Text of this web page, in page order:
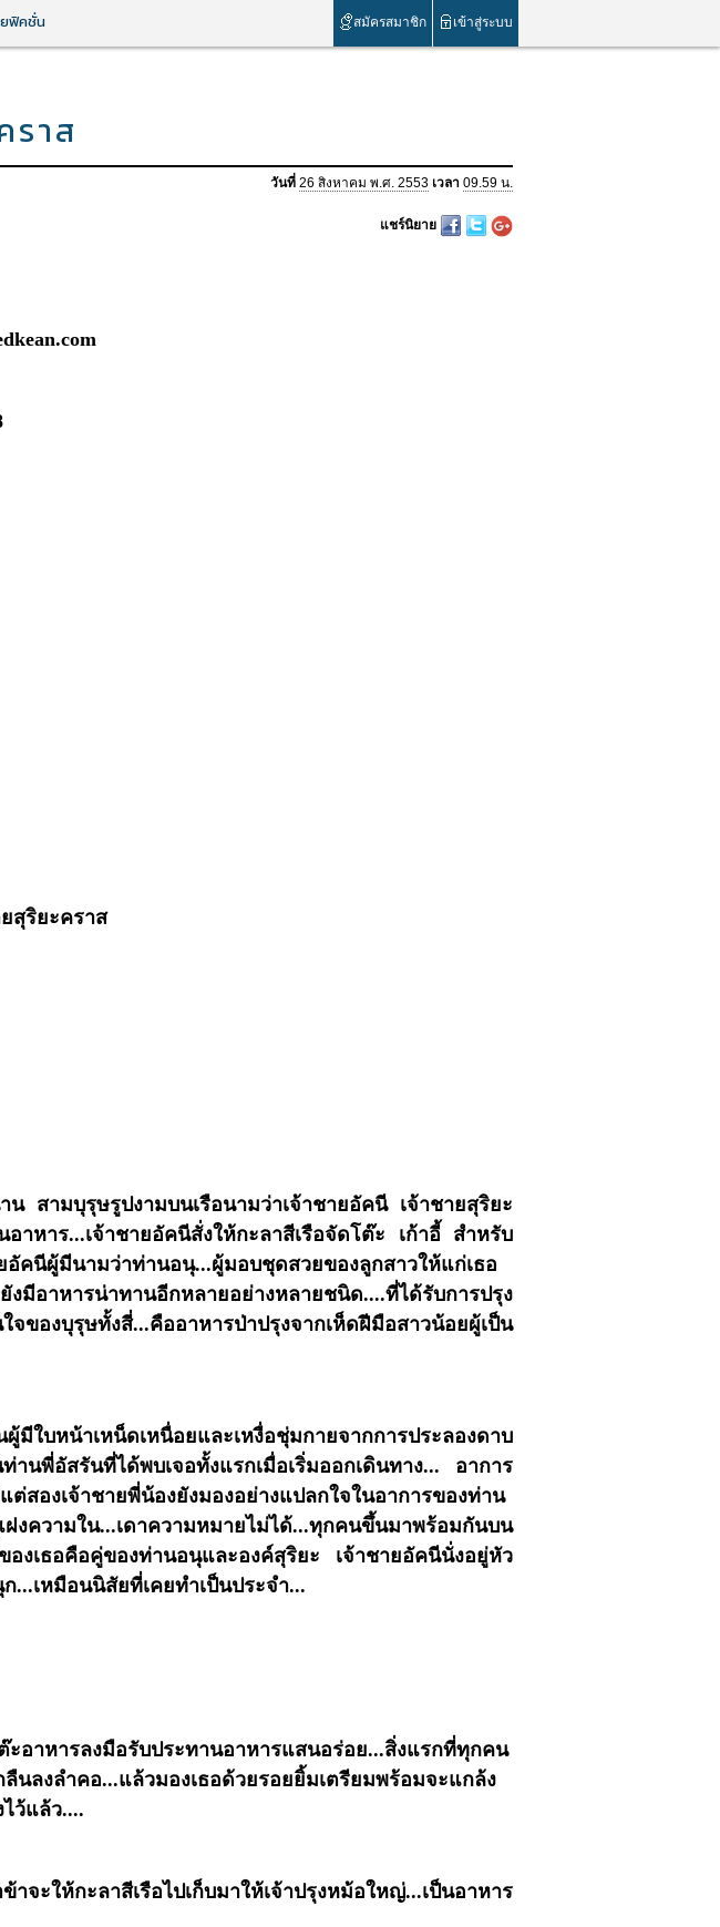
ฟิคชั่น สมัครสมาชิก เข้าสู่ระบบ
ราส
วันที่ 26 สิงหาคม พ.ศ. 2553 เวลา 09.59 น.
แชร์นิยาย
สุริยะคราส
สามบุรุษรูปงามบนเรือนามว่าเจ้าชายอัคนี เจ้าชายสุริยะ
าหาร...เจ้าชายอัคนีสั่งให้กะลาสีเรือจัดโต๊ะ เก้าอี้ สำหรับ
คนีผู้มีนามว่าท่านอนุ...ผู้มอบชุดสวยของลูกสาวให้แก่เธอ
มีอาหารน่าทานอีกหลายอย่างหลายชนิด....ที่ได้รับการปรุง
ของบุรุษทั้งสี่...คืออาหารป่าปรุงจากเห็ดฝีมือสาวน้อยผู้เป็น
ใบหน้าเหน็ดเหนื่อยและเหงื่อชุ่มกายจากการประลองดาบ
พี่อัสรันที่ได้พบเจอทั้งแรกเมื่อเริ่มออกเดินทาง... อาการ
สองเจ้าชายพี่น้องยังมองอย่างแปลกใจในอาการของท่าน
วามใน...เดาความหมายไม่ได้...ทุกคนขึ้นมาพร้อมกันบน
องเธอคือคู่ของท่านอนุและองค์สุริยะ เจ้าชายอัคนีนั่งอยู่หัว
เหมือนนิสัยที่เคยทำเป็นประจำ...
อาหารลงมือรับประทานอาหารแสนอร่อย...สิ่งแรกที่ทุกคน
นลงลำคอ...แล้วมองเธอด้วยรอยยิ้มเตรียมพร้อมจะแกล้ง
ว้แล้ว....
จะให้กะลาสีเรือไปเก็บมาให้เจ้าปรุงหม้อใหญ่...เป็นอาหาร